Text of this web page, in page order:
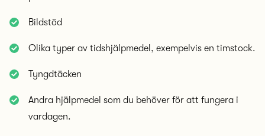
Bildstöd
Olika typer av tidshjälpmedel, exempelvis en timstock.
Tyngdtäcken
Andra hjälpmedel som du behöver för att fungera i
vardagen.